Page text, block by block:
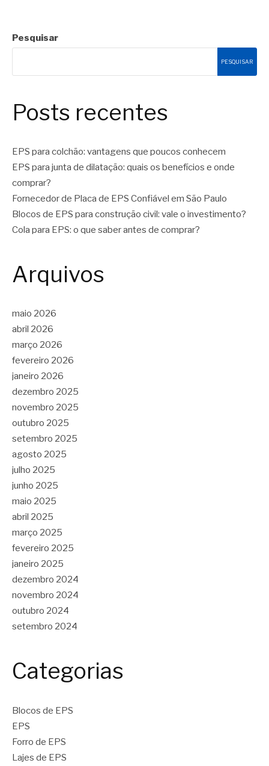
Pesquisar
PESQUISAR
Posts recentes
EPS para colchão: vantagens que poucos conhecem
EPS para junta de dilatação: quais os benefícios e onde
comprar?
Fornecedor de Placa de EPS Confiável em São Paulo
Blocos de EPS para construção civil: vale o investimento?
Cola para EPS: o que saber antes de comprar?
Arquivos
maio 2026
abril 2026
março 2026
fevereiro 2026
janeiro 2026
dezembro 2025
novembro 2025
outubro 2025
setembro 2025
agosto 2025
julho 2025
junho 2025
maio 2025
abril 2025
março 2025
fevereiro 2025
janeiro 2025
dezembro 2024
novembro 2024
outubro 2024
setembro 2024
Categorias
Blocos de EPS
EPS
Forro de EPS
Lajes de EPS